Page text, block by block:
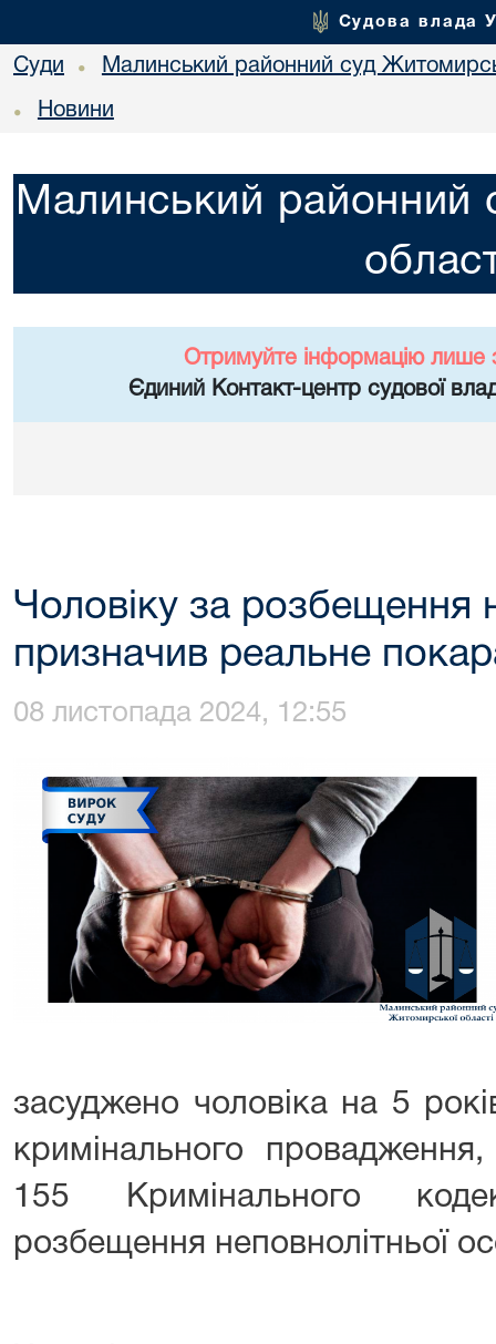
Судова влада
Суди • Малинський районний суд
• Новини
Малинський районний
Отримуйте інформацію лише
Єдиний Контакт-центр судової
Чоловіку за розбещення
призначив реальне
08 листопада 2024, 12:55
засуджено чоловіка на 5
кримінального
155 Кримінального
розбещення неповнолітньої